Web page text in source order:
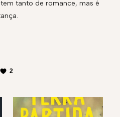
tanto de romance, mas é
2